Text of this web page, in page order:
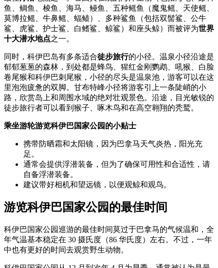
鱼、鲷鱼、梭鱼、海马、鳗鱼、五种鳐鱼（魔鬼鳐、天使鳐、
莫博拉鳐、牛鼻鳐、蝠鲼）、多种鲨鱼（包括双髻鲨、公牛
鲨、虎鲨、护士鲨、白鳍鲨、鲸鲨）和座头鲸）而被评为世界
十大潜水地点之一。
同时，科伊巴岛有多条适合徒步旅行的小径。温泉小径沿途是
郁郁葱葱的森林，到处都是蜂鸟、猩红金刚鹦鹉、吼猴、白脸
卷尾猴和科伊巴刺尾猴，小径的尽头是温泉池，游客可以在这
里泡泡疲惫的双脚。甘布特峰小径将游客引上一条陡峭的小
路，欣赏岛上和周围水域的绝对壮观景色。沿途，目光敏锐的
徒步旅行者可以看到猴子、啄木鸟和在高空翱翔的秃鹫。
乘坐游轮游览科伊巴国家公园的小贴士
携带防晒霜和太阳镜，因为巴拿马天气炎热，阳光充
足。
通常会提供浮潜装备，但为了确保可用性和合适性，请
自备浮潜装备。
建议带好相机和望远镜，以便观鲸和观鸟。
游览科伊巴国家公园的最佳时间
科伊巴国家公园巡游的最佳时间莫过于巴拿马的气候温和，全
年气温基本稳定在 30 摄氏度（86 华氏度）左右。不过，一年
中也有更好的时间去观赏野生动物。